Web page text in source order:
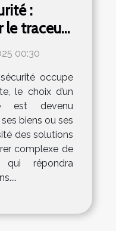
:
le traceur
00:30
occupe
le choix d’un
est devenu
biens ou ses
des solutions
complexe de
répondra